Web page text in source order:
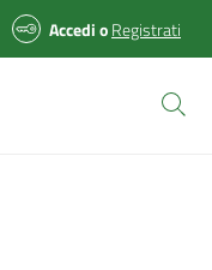
AccedioRegistrati